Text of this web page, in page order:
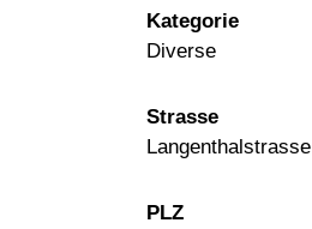
Kategorie
Diverse
Strasse
PLZ